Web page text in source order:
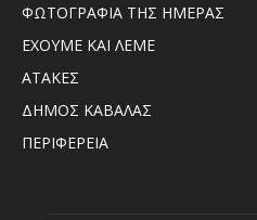
ΦΩΤΟΓΡΑΦΙΑ ΤΗΣ ΗΜΕΡΑΣ
ΕΧΟΥΜΕ ΚΑΙ ΛΕΜΕ
ΑΤΑΚΕΣ
ΔΗΜΟΣ ΚΑΒΑΛΑΣ
ΠΕΡΙΦΕΡΕΙΑ